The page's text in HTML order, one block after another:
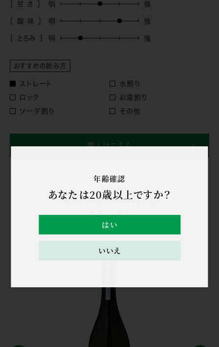
［ 甘 さ ］
［ 酸 味 ］
［ とろみ ］
おすすめの飲み方
ストレート
水割り
ロック
お湯割り
ソーダ割り
その他
購入はこちら
Related Products
関連する商品
年齢確認
あなたは20歳以上ですか？
はい
いいえ